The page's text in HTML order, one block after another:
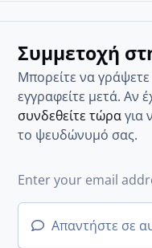
Συμμετοχή
Μπορείτε να
εγγραφείτε μετά. Αν
συνδεθείτε τώραγια
το ψευδώνυμό σας.
Απαντήστε σε